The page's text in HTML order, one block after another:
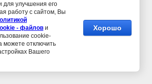
для улучшения его
работу с сайтом, Вы
- файлов и
cookie-
можете отключить
Вашего
Хорошо